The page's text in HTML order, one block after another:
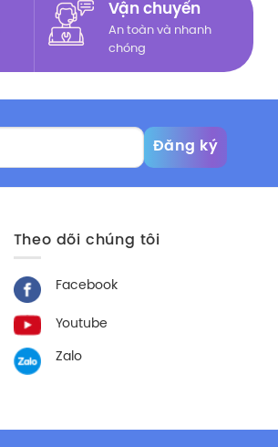
Vận chuyển
An toàn và nhanh
chóng
Theo dõi chúng tôi
Facebook
Youtube
Zalo